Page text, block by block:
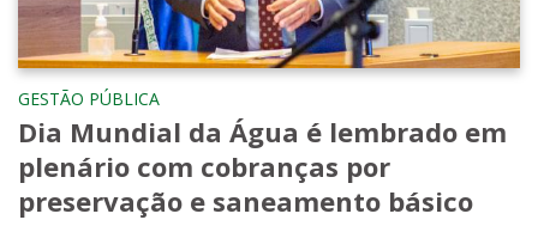
GESTÃO PÚBLICA
Dia Mundial da Água é lembrado em
plenário com cobranças por
preservação e saneamento básico